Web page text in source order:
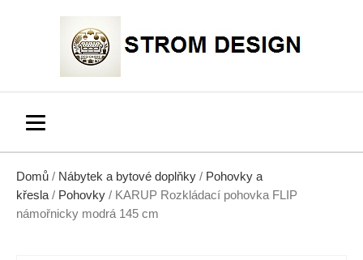
Domů / Nábytek a bytové doplňky / Pohovky a
křesla / Pohovky / KARUP Rozkládací pohovka FLIP
námořnicky modrá 145 cm